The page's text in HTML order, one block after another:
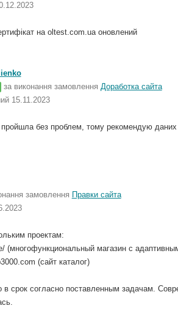
на oltest.com.ua оновлений
за виконання замовлення Доработка сайта
15.11.2023
пройшла без проблем, тому рекомендую даних
замовлення Правки сайта
проектам:
(многофункциональный магазин с
(сайт каталог)
в срок согласно поставленным задачам.